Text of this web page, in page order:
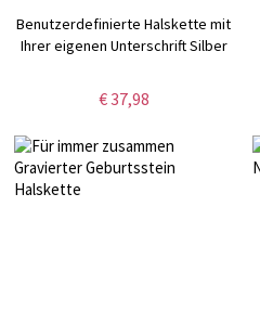
Benutzerdefinierte Halskette mit
Ihrer eigenen Unterschrift Silber
€ 37,98